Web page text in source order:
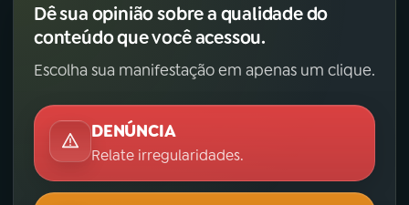
Dê sua opinião sobre a qualidade do
conteúdo que você acessou.
Escolha sua manifestação em apenas um clique.
DENÚNCIA
Relate irregularidades.